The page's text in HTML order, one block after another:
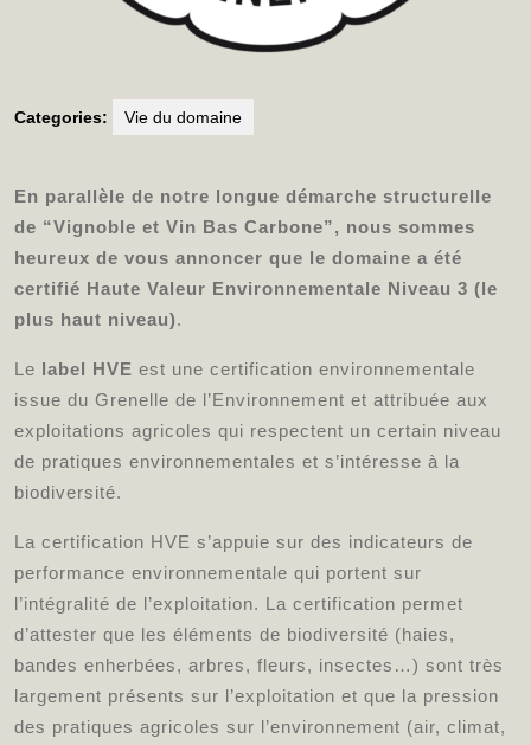
Categories: Vie du domaine
En parallèle de notre longue démarche structurelle
de “Vignoble et Vin Bas Carbone”, nous sommes
heureux de vous annoncer que le domaine a été
certifié Haute Valeur Environnementale Niveau 3 (le
plus haut niveau).
Le label HVE est une certification environnementale
issue du Grenelle de l’Environnement et attribuée aux
exploitations agricoles qui respectent un certain niveau
de pratiques environnementales et s’intéresse à la
biodiversité.
La certification HVE s’appuie sur des indicateurs de
performance environnementale qui portent sur
l’intégralité de l’exploitation. La certification permet
d’attester que les éléments de biodiversité (haies,
bandes enherbées, arbres, fleurs, insectes…) sont très
largement présents sur l’exploitation et que la pression
des pratiques agricoles sur l’environnement (air, climat,